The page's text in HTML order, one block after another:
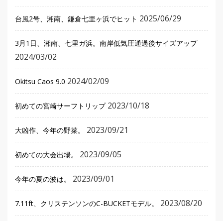
台風2号、湘南、鎌倉七里ヶ浜でヒット 2025/06/29
3月1日、湘南、七里ガ浜。南岸低気圧通過後サイズアップ
2024/03/02
Okitsu Caos 9.0 2024/02/09
初めての宮崎サーフトリップ 2023/10/18
大凶作、今年の野菜。 2023/09/21
初めての大会出場。 2023/09/05
今年の夏の波は。 2023/09/01
7.11ft、クリステンソンのC-BUCKETモデル。 2023/08/20